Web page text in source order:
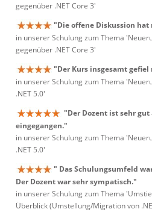
gegenüber .NET Core 3'
"Die offene Diskussion
in unserer Schulung zum Thema
gegenüber .NET Core 3'
"Der Kurs insgesamt
in unserer Schulung zum Thema
.NET 5.0'
"Der Dozent ist sehr
eingegangen."
in unserer Schulung zum Thema
.NET 5.0'
" Das Schulungsumfeld
Der Dozent war sehr sympatisch."
in unserer Schulung zum Thema
Überblick (Umstellung/Migration von